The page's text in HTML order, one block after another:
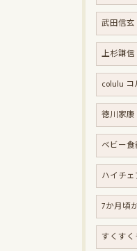
武田信玄
上杉謙信
colulu コ
徳川家康
ベビー食
ハイチェ
7か月頃
すくす